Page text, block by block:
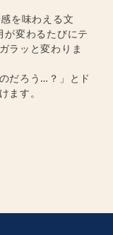
を味わえる文
が変わるたびにテ
ラッと変わりま
だろう…？」とド
ます。